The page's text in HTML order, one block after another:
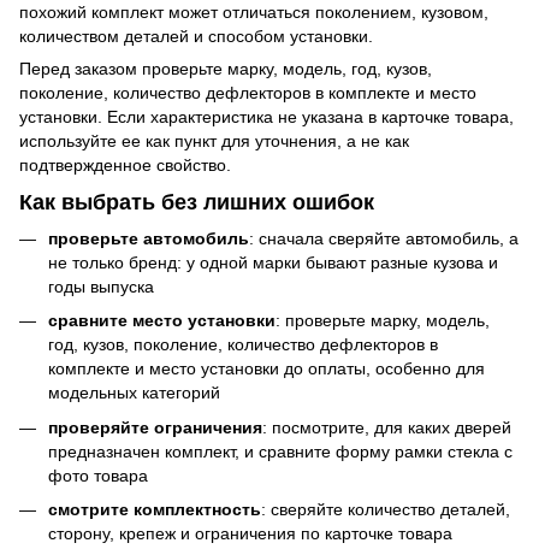
похожий комплект может отличаться поколением, кузовом,
количеством деталей и способом установки.
Перед заказом проверьте марку, модель, год, кузов,
поколение, количество дефлекторов в комплекте и место
установки. Если характеристика не указана в карточке товара,
используйте ее как пункт для уточнения, а не как
подтвержденное свойство.
Как выбрать без лишних ошибок
проверьте автомобиль: сначала сверяйте автомобиль, а
не только бренд: у одной марки бывают разные кузова и
годы выпуска
сравните место установки: проверьте марку, модель,
год, кузов, поколение, количество дефлекторов в
комплекте и место установки до оплаты, особенно для
модельных категорий
проверяйте ограничения: посмотрите, для каких дверей
предназначен комплект, и сравните форму рамки стекла с
фото товара
смотрите комплектность: сверяйте количество деталей,
сторону, крепеж и ограничения по карточке товара